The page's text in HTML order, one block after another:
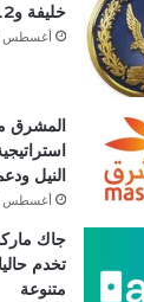
خليفة و12 آخرين للمفتى
أغسطس 5, 2026
المشرق
النيل
أغسطس 5, 2026
جاك
متنوعة